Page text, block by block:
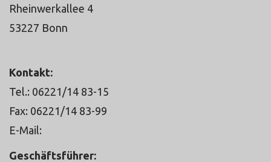
Rheinwerkallee 4
53227 Bonn
Kontakt:
Tel.: 06221/14 83-15
Fax: 06221/14 83-99
E-Mail:
Geschäftsführer: